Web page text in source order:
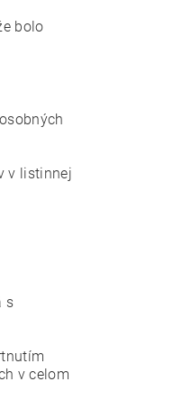
bolo
v listinnej
s
v celom